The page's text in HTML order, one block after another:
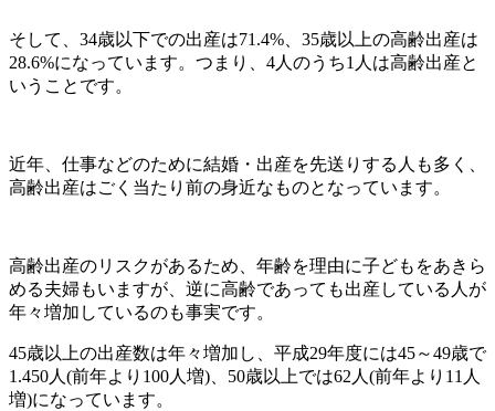
そして、34歳以下での出産は71.4%、35歳以上の高齢出産は
28.6%になっています。つまり、4人のうち1人は高齢出産と
いうことです。
近年、仕事などのために結婚・出産を先送りする人も多く、
高齢出産はごく当たり前の身近なものとなっています。
高齢出産のリスクがあるため、年齢を理由に子どもをあきら
める夫婦もいますが、逆に高齢であっても出産している人が
年々増加しているのも事実です。
45歳以上の出産数は年々増加し、平成29年度には45～49歳で
1.450人(前年より100人増)、50歳以上では62人(前年より11人
増)になっています。